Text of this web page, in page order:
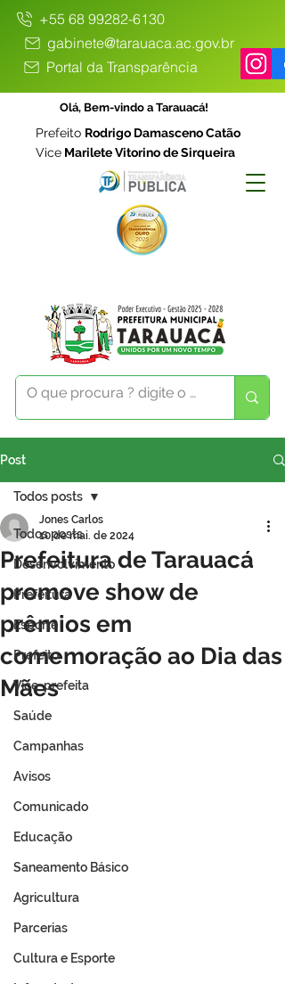
+55 68 99282-6130
gabinete@tarauaca.ac.gov.br
Portal da Transparência
Olá, Bem-vindo a Tarauacá!
Prefeito Rodrigo Damasceno Catão
Vice Marilete Vitorino de Sirqueira
Post
Todos posts
Desenvolvimento
Prefeitura
Esporte
Prefeito
Vice-prefeita
Saúde
Campanhas
Avisos
Comunicado
Educação
Saneamento Básico
Agricultura
Parcerias
Cultura e Esporte
Todos posts
Prefeitura de Tarauacá
promove show de
prêmios em
comemoração ao Dia das
Mães
Jones Carlos
10 de mai. de 2024